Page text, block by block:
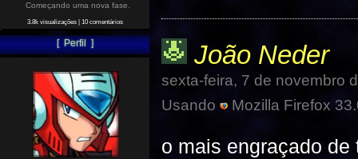
João Neder
sexta-feira, 7 de novembro
Usando
Mozilla Firefox
o mais engraçado
Começando uma nova fase.
3.8k visualizações |10 comentários
[ Perfil ]